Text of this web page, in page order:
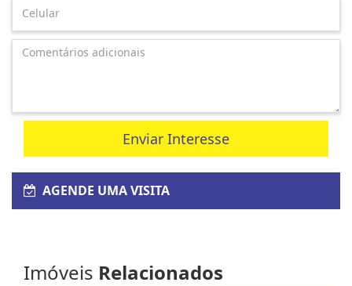
Enviar Interesse
AGENDE UMA VISITA
Imóveis Relacionados